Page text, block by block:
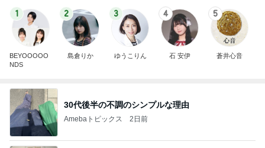
1
BEYOOOOO
NDS
2
島倉りか
3
ゆうこりん
4
石 安伊
5
蒼井心音
30代後半の不調のシンプルな理由
Amebaトピックス 2日前